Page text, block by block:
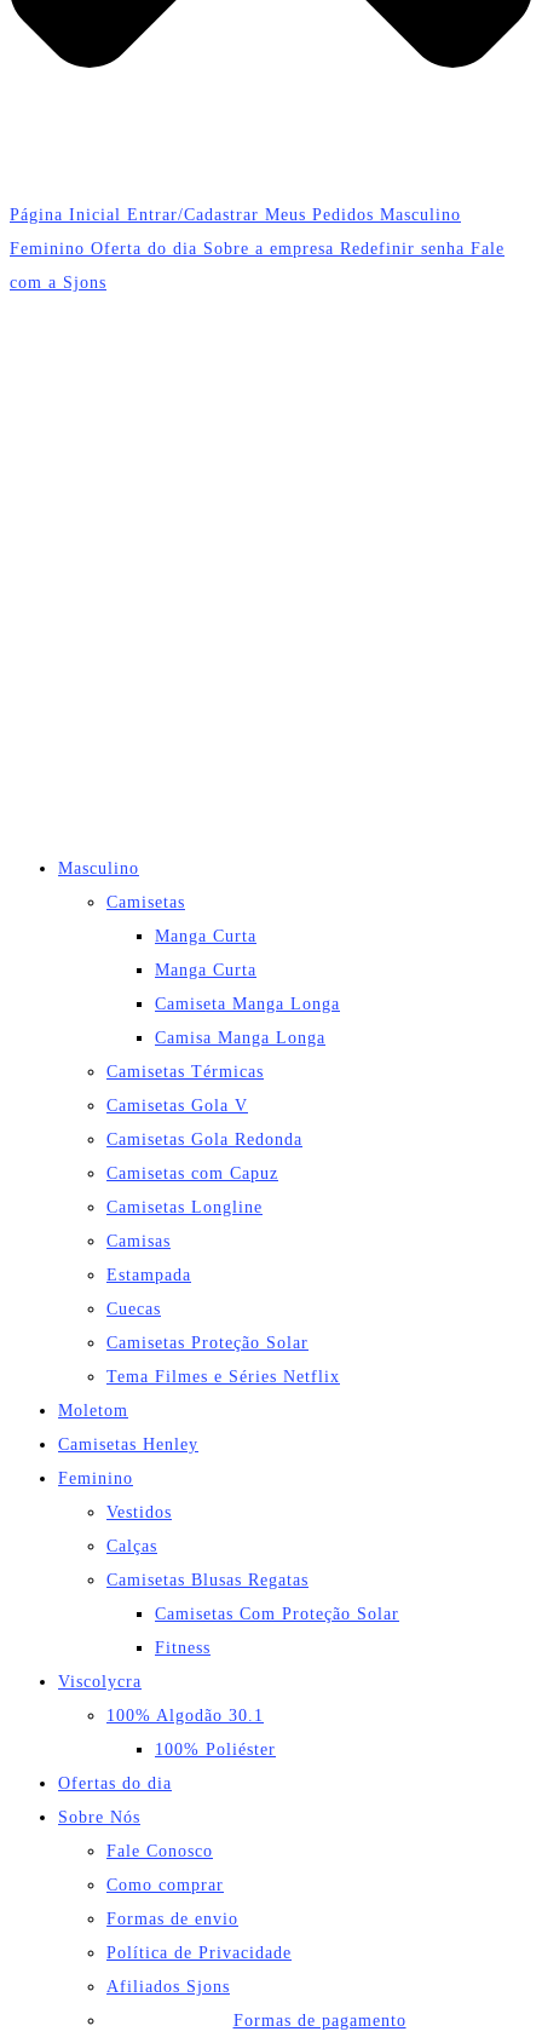
Página Inicial Entrar/Cadastrar Meus Pedidos Masculino
Feminino Oferta do dia Sobre a empresa Redefinir senha Fale
com a Sjons
Masculino
Camisetas
Manga Curta
Manga Curta
Camiseta Manga Longa
Camisa Manga Longa
Camisetas Térmicas
Camisetas Gola V
Camisetas Gola Redonda
Camisetas com Capuz
Camisetas Longline
Camisas
Estampada
Cuecas
Camisetas Proteção Solar
Tema Filmes e Séries Netflix
Moletom
Camisetas Henley
Feminino
Vestidos
Calças
Camisetas Blusas Regatas
Camisetas Com Proteção Solar
Fitness
Viscolycra
100% Algodão 30.1
100% Poliéster
Ofertas do dia
Sobre Nós
Fale Conosco
Como comprar
Formas de envio
Política de Privacidade
Afiliados Sjons
Formas de pagamento